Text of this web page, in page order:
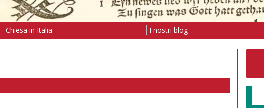
Chiesa in Italia I nostri blog